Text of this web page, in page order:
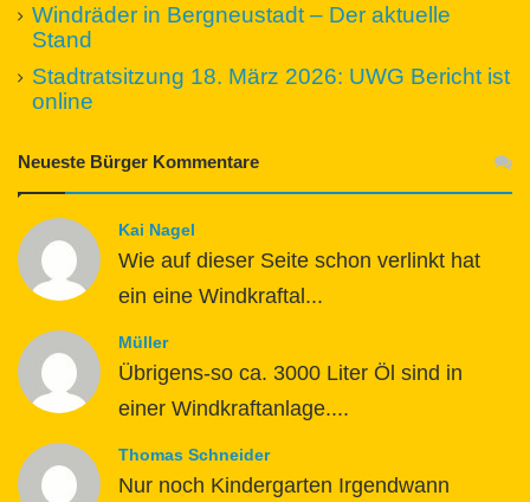
Windräder in Bergneustadt – Der aktuelle
Stand
Stadtratsitzung 18. März 2026: UWG Bericht ist
online
Neueste Bürger Kommentare
Kai Nagel
Wie auf dieser Seite schon verlinkt hat
ein eine Windkraftal...
Müller
Übrigens-so ca. 3000 Liter Öl sind in
einer Windkraftanlage....
Thomas Schneider
Nur noch Kindergarten Irgendwann